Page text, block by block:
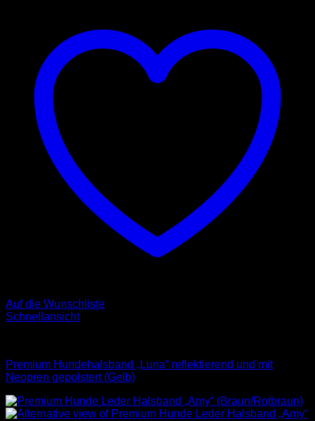
Auf die Wunschliste
Schnellansicht
Premium Hundehalsband „Luna“ reflektierend und mit
Neopren gepolstert (Gelb)